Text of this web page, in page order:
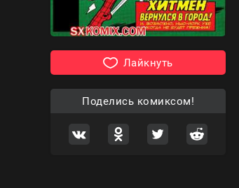
Лайкнуть
Поделись комиксом!